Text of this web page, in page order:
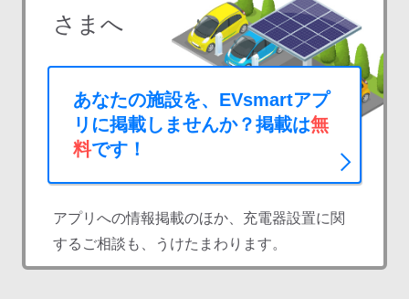
さまへ
あなたの施設を、EVsmartアプ
リに掲載しませんか？掲載は無
料です！
アプリへの情報掲載のほか、充電器設置に関
するご相談も、うけたまわります。